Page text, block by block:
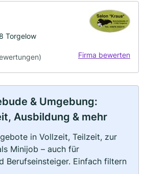
Torgelow
Firma bewerten
& Umgebung:
Ausbildung & mehr
in Vollzeit, Teilzeit, zur
Minijob – auch für
Berufseinsteiger. Einfach filtern